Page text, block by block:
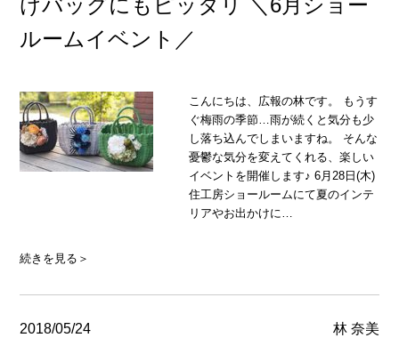
けバッグにもピッタリ ＼6月ショー
ルームイベント／
こんにちは、広報の林です。 もうす
ぐ梅雨の季節…雨が続くと気分も少
し落ち込んでしまいますね。 そんな
憂鬱な気分を変えてくれる、楽しい
イベントを開催します♪ 6月28日(木)
住工房ショールームにて夏のインテ
リアやお出かけに…
続きを見る＞
2018/05/24 林 奈美